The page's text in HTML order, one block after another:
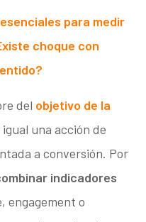
para medir
choque con
del objetivo de la
una acción de
a conversión. Por
indicadores
engagement o